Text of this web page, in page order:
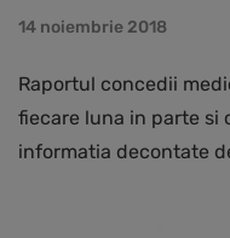
14 noiembrie 2018
Raportul concedii
fiecare luna in parte si
informatia decontate